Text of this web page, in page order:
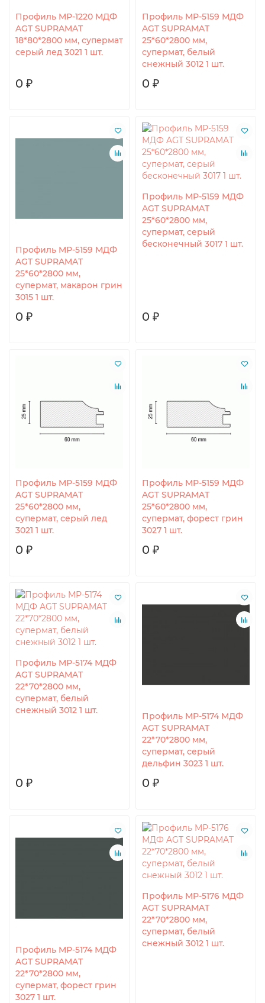
Профиль MP-1220 МДФ
AGT SUPRAMAT
18*80*2800 мм, супермат
серый лед 3021 1 шт.
0 ₽
Профиль MP-5159 МДФ
AGT SUPRAMAT
25*60*2800 мм,
супермат, белый
снежный 3012 1 шт.
0 ₽
Профиль MP-5159 МДФ
AGT SUPRAMAT
25*60*2800 мм,
супермат, макарон грин
3015 1 шт.
0 ₽
Профиль MP-5159 МДФ
AGT SUPRAMAT
25*60*2800 мм,
супермат, серый
бесконечный 3017 1 шт.
0 ₽
Профиль MP-5159 МДФ
AGT SUPRAMAT
25*60*2800 мм,
супермат, серый лед
3021 1 шт.
0 ₽
Профиль MP-5159 МДФ
AGT SUPRAMAT
25*60*2800 мм,
супермат, форест грин
3027 1 шт.
0 ₽
Профиль MP-5174 МДФ
AGT SUPRAMAT
22*70*2800 мм,
супермат, белый
снежный 3012 1 шт.
0 ₽
Профиль MP-5174 МДФ
AGT SUPRAMAT
22*70*2800 мм,
супермат, серый
дельфин 3023 1 шт.
0 ₽
Профиль MP-5174 МДФ
AGT SUPRAMAT
22*70*2800 мм,
супермат, форест грин
3027 1 шт.
Профиль MP-5176 МДФ
AGT SUPRAMAT
22*70*2800 мм,
супермат, белый
снежный 3012 1 шт.